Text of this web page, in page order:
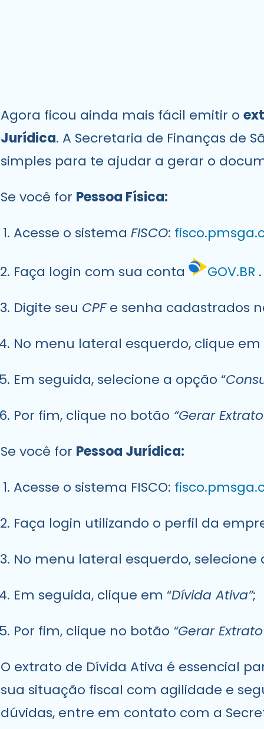
Agora ficou ainda mais fácil emitir o
Jurídica. A Secretaria de Finanças de
simples para te ajudar a gerar o
Se você for Pessoa Física:
Acesse o sistemaFISCO:
Faça login com sua conta GOV.BR .
Digite seu CPFe senha cadastrados
No menu lateral esquerdo, clique em
Em seguida, selecione a opção “
Por fim, clique no botão “Gerar
Se você for Pessoa Jurídica:
Acesse o sistema FISCO:
Faça login utilizando o perfil da
No menu lateral esquerdo, selecione
Em seguida, clique em “Dívida Ativa”;
Por fim, clique no botão “Gerar
O extrato de Dívida Ativa é essencial
sua situação fiscal com agilidade e
dúvidas, entre em contato com a